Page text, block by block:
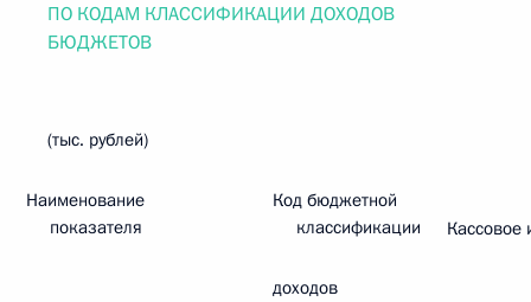
ПО КОДАМ КЛАССИФИКАЦИИ ДОХОДОВ
БЮДЖЕТОВ
(тыс. рублей)
Наименование
показателя
Код бюджетной
классификации
Кассовое
доходов